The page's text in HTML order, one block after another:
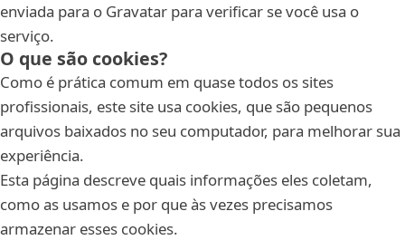
enviada para o Gravatar para verificar se você usa o
serviço.
O que são cookies?
Como é prática comum em quase todos os sites
profissionais, este site usa cookies, que são pequenos
arquivos baixados no seu computador, para melhorar sua
experiência.
Esta página descreve quais informações eles coletam,
como as usamos e por que às vezes precisamos
armazenar esses cookies.